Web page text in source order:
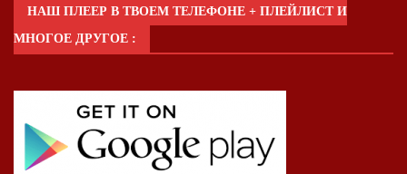
НАШ ПЛЕЕР В ТВОЕМ ТЕЛЕФОНЕ + ПЛЕЙЛИСТ И
МНОГОЕ ДРУГОЕ :